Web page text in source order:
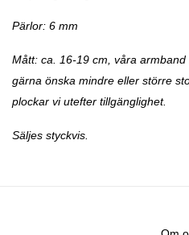
Pärlor: 6 mm
Mått: ca. 16-19 cm, våra
gärna önska mindre eller större
plockar vi utefter tillgänglighet.
Säljes styckvis.